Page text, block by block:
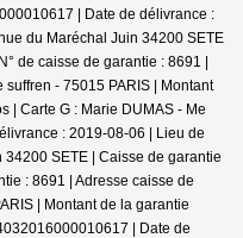
| Date de délivrance :
du Maréchal Juin 34200 SETE
de caisse de garantie : 8691 |
- 75015 PARIS | Montant
| Carte G : Marie DUMAS - Me
: 2019-08-06 | Lieu de
SETE | Caisse de garantie
: 8691 | Adresse caisse de
| Montant de la garantie
| Date de